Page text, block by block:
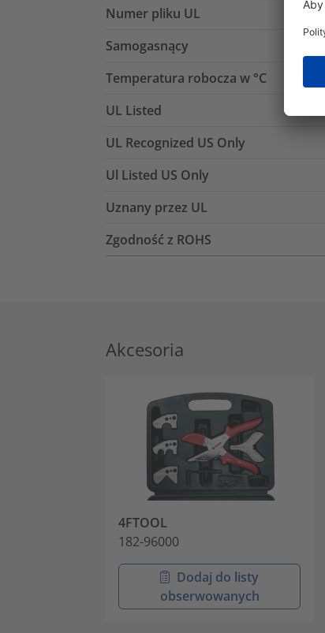
Numer pliku UL
Samogasnący
Temperatura robocza w °C
UL Listed
UL Recognized US Only
Ul Listed US Only
Uznany przez UL
Zgodność z ROHS
Akcesoria
4FTOOL
182-96000
Dodaj do listy
obserwowanych